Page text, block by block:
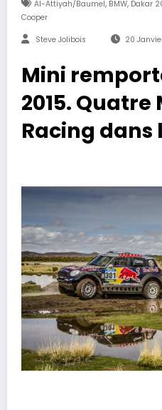
Al-Attiyah/Baumel, BMW, Dakar
Cooper
Steve Jolibois 20
Mini
2015. Quatre
Racing dans